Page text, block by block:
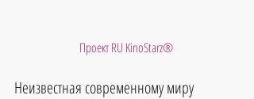
Проект RU KinoStarz®
Неизвестная современному миру